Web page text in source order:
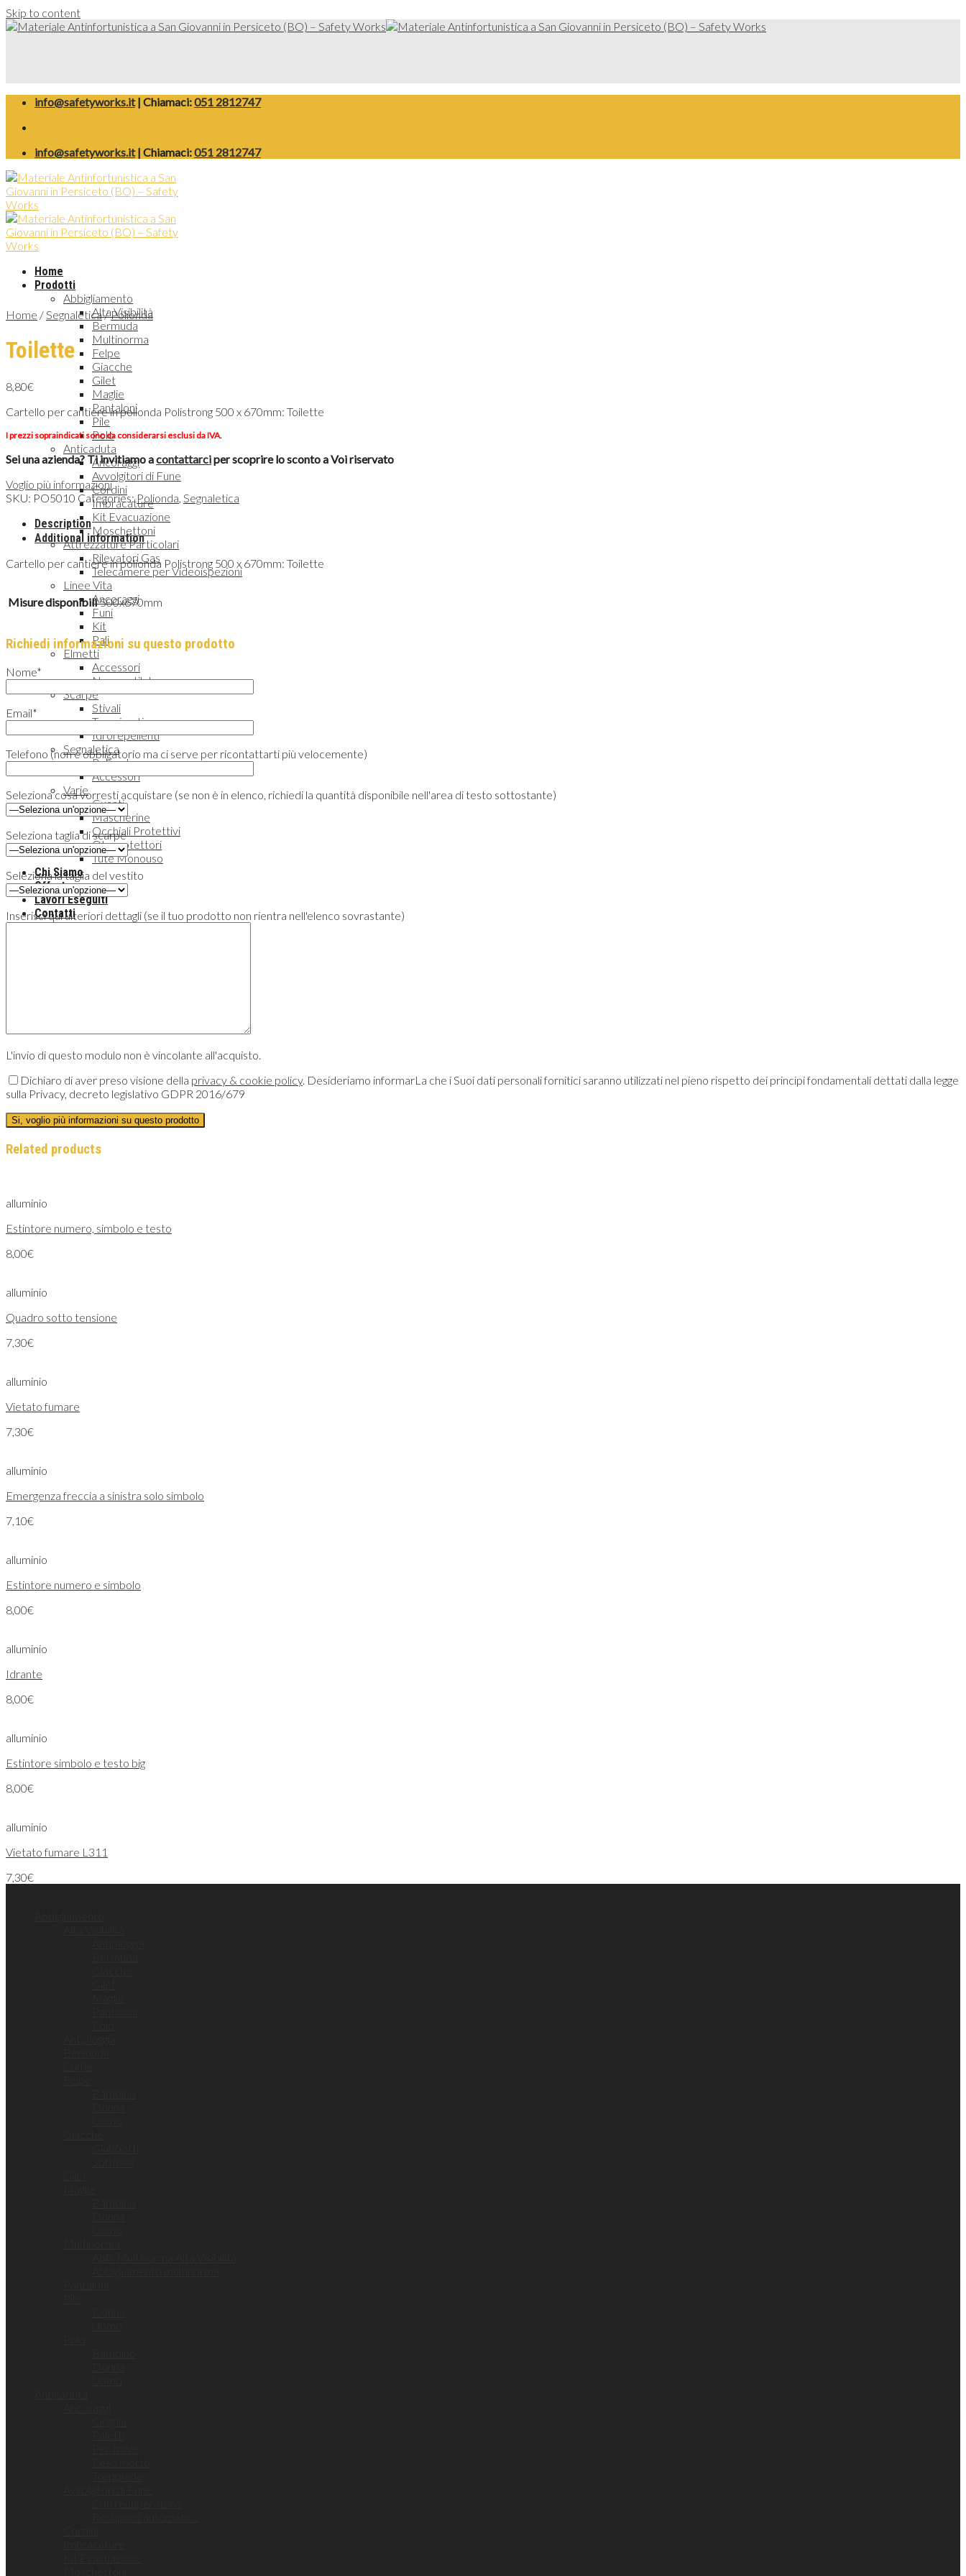
Skip to content
info@safetyworks.it| Chiamaci:051 2812747
info@safetyworks.it| Chiamaci:051 2812747
Home
Prodotti
Abbigliamento
Alta Visibilità
Bermuda
Multinorma
Felpe
Giacche
Gilet
Maglie
Pantaloni
Pile
Polo
Anticaduta
Ancoraggi
Avvolgitori di Fune
Cordini
Imbracature
Kit Evacuazione
Moschettoni
Attrezzature Particolari
Rilevatori Gas
Telecamere per Videoispezioni
Linee Vita
Ancoraggi
Funi
Kit
Pali
Elmetti
Accessori
Non ventilato
Scarpe
Stivali
Traspiranti
Idrorepellenti
Segnaletica
Polionda
Accessori
Varie
Guanti
Mascherine
Occhiali Protettivi
Otoprotettori
Tute Monouso
Chi Siamo
Offerte
Lavori Eseguiti
Contatti
Privacy & Cookie Policy
Home /Segnaletica/Polionda
Toilette
8,80€
Cartello per cantiere in polionda Polistrong 500 x 670mm: Toilette
I prezzi sopraindicati sono da considerarsi esclusi da IVA.
Sei una azienda? Ti invitiamo acontattarciper scoprire lo sconto a Voi riservato
Voglio più informazioni
SKU: PO5010 Categories: Polionda, Segnaletica
Description
Additional information
Cartello per cantiere in polionda Polistrong 500 x 670mm: Toilette
Misure disponibili 500x670mm
Richiedi informazioni su questo prodotto
Nome*
Email*
Telefono (non è obbligatorio ma ci serve per ricontattarti più velocemente)
Seleziona cosa vorresti acquistare (se non è in elenco, richiedi la quantità disponibile nell'area di testo sottostante)
Seleziona taglia di scarpe
Seleziona la taglia del vestito
Inserisci qui ulteriori dettagli (se il tuo prodotto non rientra nell'elenco sovrastante)
L'invio di questo modulo non è vincolante all'acquisto.
Dichiaro di aver preso visione della privacy & cookie policy. Desideriamo informarLa che i Suoi dati personali fornitici saranno utilizzati nel pieno rispetto dei principi fondamentali dettati dalla legge
sulla Privacy, decreto legislativo GDPR 2016/679
Related products
alluminio
Estintore numero, simbolo e testo
8,00€
alluminio
Quadro sotto tensione
7,30€
alluminio
Vietato fumare
7,30€
alluminio
Emergenza freccia a sinistra solo simbolo
7,10€
alluminio
Estintore numero e simbolo
8,00€
alluminio
Idrante
8,00€
alluminio
Estintore simbolo e testo big
8,00€
alluminio
Vietato fumare L311
7,30€